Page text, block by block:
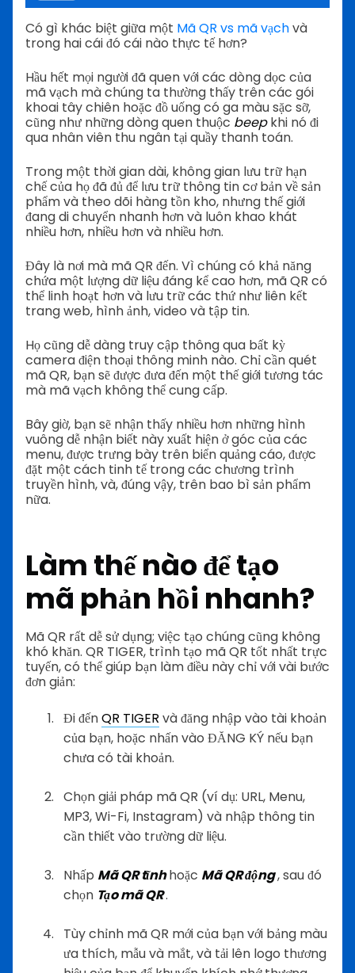
Có gì khác biệt giữa một Mã QR vs mã vạchvà
trong hai cái đó cái nào thực tế hơn?
Hầu hết mọi người đã quen với các dòng dọc của
mã vạch mà chúng ta thường thấy trên các gói
khoai tây chiên hoặc đồ uống có ga màu sặc sỡ,
cũng như những dòng quen thuộc beepkhi nó đi
qua nhân viên thu ngân tại quầy thanh toán.
Trong một thời gian dài, không gian lưu trữ hạn
chế của họ đã đủ để lưu trữ thông tin cơ bản về sản
phẩm và theo dõi hàng tồn kho, nhưng thế giới
đang di chuyển nhanh hơn và luôn khao khát
nhiều hơn, nhiều hơn và nhiều hơn.
Đây là nơi mà mã QR đến. Vì chúng có khả năng
chứa một lượng dữ liệu đáng kể cao hơn, mã QR có
thể linh hoạt hơn và lưu trữ các thứ như liên kết
trang web, hình ảnh, video và tập tin.
Họ cũng dễ dàng truy cập thông qua bất kỳ
camera điện thoại thông minh nào. Chỉ cần quét
mã QR, bạn sẽ được đưa đến một thế giới tương tác
mà mã vạch không thể cung cấp.
Bây giờ, bạn sẽ nhận thấy nhiều hơn những hình
vuông dễ nhận biết này xuất hiện ở góc của các
menu, được trưng bày trên biển quảng cáo, được
đặt một cách tinh tế trong các chương trình
truyền hình, và, đúng vậy, trên bao bì sản phẩm
nữa.
Làm thế nào để tạo
mã phản hồi nhanh?
Mã QR rất dễ sử dụng; việc tạo chúng cũng không
khó khăn. QR TIGER, trình tạo mã QR tốt nhất trực
tuyến, có thể giúp bạn làm điều này chỉ với vài bước
đơn giản:
Đi đếnQR TIGER và đăng nhập vào tài khoản
của bạn, hoặc nhấn vào ĐĂNG KÝ nếu bạn
chưa có tài khoản.
Chọn giải pháp mã QR (ví dụ: URL, Menu,
MP3, Wi-Fi, Instagram) và nhập thông tin
cần thiết vào trường dữ liệu.
Nhấp Mã QR tĩnhhoặc Mã QR động, sau đó
chọn Tạo mã QR.
Tùy chỉnh mã QR mới của bạn với bảng màu
ưa thích, mẫu và mắt, và tải lên logo thương